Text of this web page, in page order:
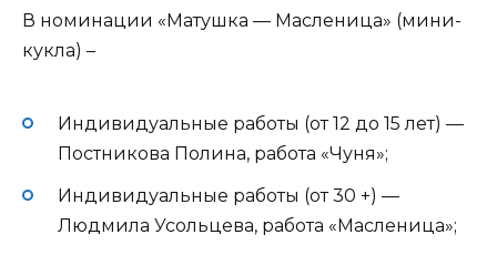
В номинации «Матушка — Масленица» (мини-
кукла) –
Индивидуальные работы (от 12 до 15 лет) —
Постникова Полина, работа «Чуня»;
Индивидуальные работы (от 30 +) —
Людмила Усольцева, работа «Масленица»;